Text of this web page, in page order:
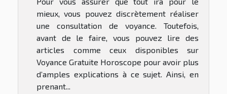
mieux, vous pouvez discrètement réaliser
une consultation de voyance. Toutefois,
avant de le faire, vous pouvez lire des
articles comme ceux disponibles sur
Voyance Gratuite Horoscope pour avoir plus
d’amples explications à ce sujet. Ainsi, en
prenant...